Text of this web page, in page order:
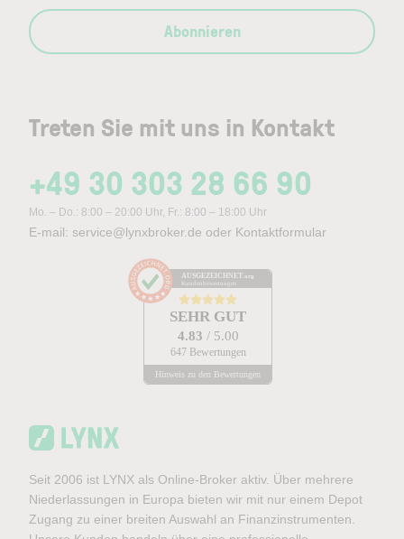
Treten Sie mit uns in Kontakt
+49 30 303 28 66 90
Mo. – Do.: 8:00 – 20:00 Uhr, Fr.: 8:00 – 18:00 Uhr
E-mail: service@lynxbroker.de oder Kontaktformular
AUSGEZEICHNET .org
Kundenbewertungen
SEHR GUT
4.83 / 5.00
647 Bewertungen
Hinweis zu den Bewertungen
Abonnieren
Seit 2006 ist LYNX als Online-Broker aktiv. Über mehrere
Niederlassungen in Europa bieten wir mit nur einem Depot
Zugang zu einer breiten Auswahl an Finanzinstrumenten.